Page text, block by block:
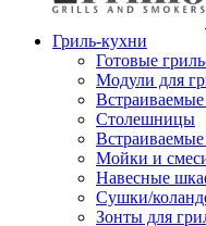
Гриль-кухни
Готовые
Модули для
Столешницы
Мойки и
Навесные
Сушки/
Зонты для